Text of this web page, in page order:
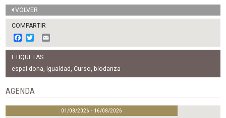
VOLVER
COMPARTIR
F
a
c
e
b
o
o
k
w
i
t
t
e
m
l
ETIQUETAS
espai dona, igualdad , Curso, biodanza
AGENDA
01/08/2026 - 16/08/2026